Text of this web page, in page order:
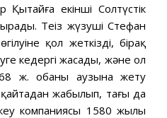
екінші Солтүстік
Теңіз жүзуші Стефан
қол жеткізді, бірақ
кедергі жасады, және ол
ж. обаның аузына жету
жабылып, тағы да
компаниясы 1580 жылы